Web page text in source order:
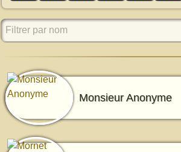
Filtrer par nom
Monsieur Anonyme